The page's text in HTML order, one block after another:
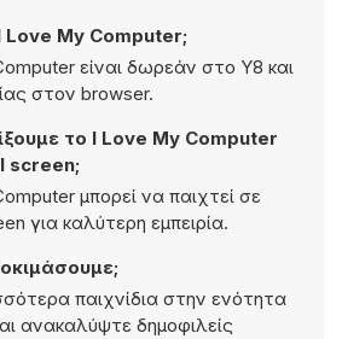
Love My Computer;
είναι δωρεάν στο Y8 και
στον browser.
το I Love My Computer
screen;
μπορεί να παιχτεί σε
για καλύτερη εμπειρία.
παιχνίδια στην ενότητα
ανακαλύψτε δημοφιλείς